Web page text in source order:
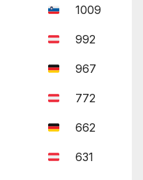
1009
992
967
772
662
631